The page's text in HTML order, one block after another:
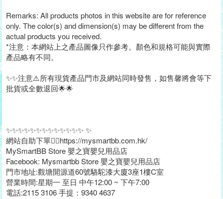
Remarks: All products photos in this website are for reference
only. The color(s) and dimension(s) may be different from the
actual products you received.
*注意：本網站上之產品圖像只作參考。顏色和規格可能與實際
產品略有不同。
✨✨注意⚠️所有現貨產品門市及網站同時發售，如售馨將會等下
批貨或全數退回🌟🌟
✨✨✨✨✨✨✨✨✨✨✨✨✨ ✨
網站自助下單👉🏻https://mysmartbb.com.hk/
MySmartBB Store 嬰之寶嬰兒用品店
Facebook: Mysmartbb Store 嬰之寶嬰兒用品店
門市地址:觀塘開源道60號駱駝漆大廈3座1樓C室
營業時間:星期一 至日 中午12:00 ~ 下午7:00
電話:2115 3106 手提：9340 4637